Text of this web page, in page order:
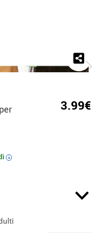
da 4 collane neon per adulti
3.99€
i